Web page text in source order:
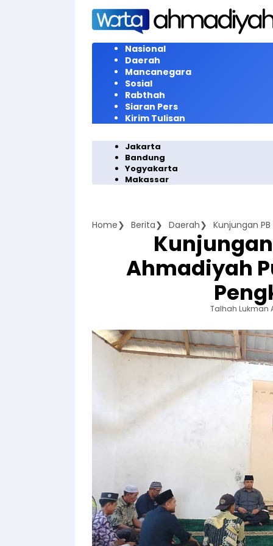
Langsung
konten
Nasional
Daerah
Mancanegara
Sosial
Rabthah
Siaran Pers
Kirim Tulisan
Jakarta
Bandung
Yogyakarta
Makassar
Home Berita Daerah
Ahmadiyah
Talhah Lukman